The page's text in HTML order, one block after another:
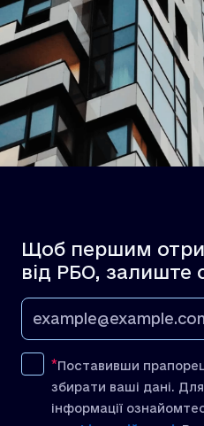
Щоб першим
від РБО, залиште
Поставивши
збирати ваші дані.
інформації